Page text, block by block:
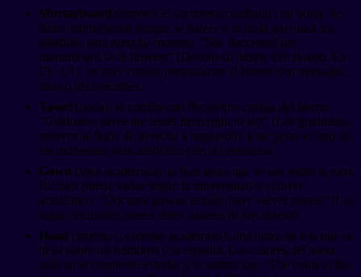
Mortarboard (birrete): el sombrero cuadrado con borla. Se
llama mortarboard porque se parece a la tabla que usan los
albañiles para mezclar mortero. "She decorated her
mortarboard with flowers" (Decoró su birrete con flores). En
EE. UU. es muy común personalizar el birrete con mensajes,
citas o decoraciones.
Tassel (borla): el cordón con flecos que cuelga del birrete.
"Graduates move the tassel from right to left" (Los graduados
mueven la borla de derecha a izquierda). Este gesto es uno de
los momentos más simbólicos de la ceremonia.
Gown (toga académica): la bata larga que se usa sobre la ropa.
El color puede variar según la universidad o el nivel
académico. "Doctoral gowns usually have velvet panels" (Las
togas doctorales suelen tener paneles de terciopelo).
Hood (muceta o capirote académico): una pieza de tela que se
lleva sobre los hombros y la espalda. Los colores del hood
indican el campo de estudio y la institución. "The color of the